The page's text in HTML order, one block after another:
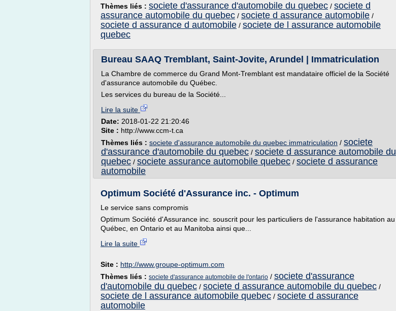
Thèmes liés : societe d'assurance d'automobile du quebec / societe d
assurance automobile du quebec / societe d assurance automobile /
societe d assurance d automobile / societe de l assurance automobile
quebec
Bureau SAAQ Tremblant, Saint-Jovite, Arundel | Immatriculation
La Chambre de commerce du Grand Mont-Tremblant est mandataire officiel de la Société
d'assurance automobile du Québec.
Les services du bureau de la Société...
Lire la suite
Date: 2018-01-22 21:20:46
Site : http://www.ccm-t.ca
Thèmes liés : societe d'assurance automobile du quebec immatriculation / societe
d'assurance d'automobile du quebec / societe d assurance automobile du
quebec / societe assurance automobile quebec / societe d assurance
automobile
Optimum Société d'Assurance inc. - Optimum
Le service sans compromis
Optimum Société d'Assurance inc. souscrit pour les particuliers de l'assurance habitation au
Québec, en Ontario et au Manitoba ainsi que...
Lire la suite
Site : http://www.groupe-optimum.com
Thèmes liés : societe d'assurance automobile de l'ontario / societe d'assurance
d'automobile du quebec / societe d assurance automobile du quebec /
societe de l assurance automobile quebec / societe d assurance
automobile